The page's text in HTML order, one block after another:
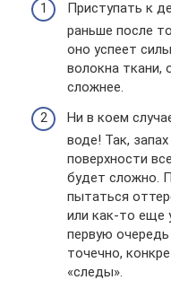
Приступать к
раньше после
оно успеет
волокна ткани,
сложнее.
Ни в коем
воде! Так,
поверхности
будет сложно.
пытаться
или как-то еще
первую очередь
точечно,
«следы».